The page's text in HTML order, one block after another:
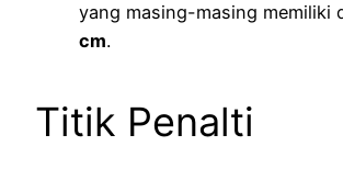
yang masing-masing memiliki
cm.
Titik Penalti